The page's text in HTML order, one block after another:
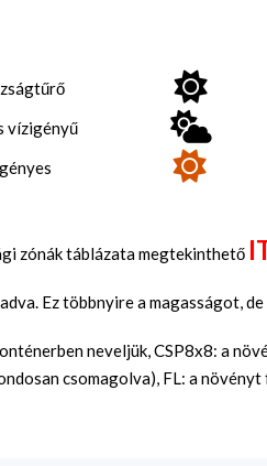
vízigényű
zónák táblázata megtekinthető
Ez többnyire a magasságot,
neveljük, CSP8x8: a
csomagolva), FL: a